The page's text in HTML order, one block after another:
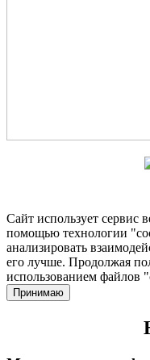
Сайт использует сервис
помощью технологии
анализировать
его лучше. Продолжая
использованием файлов
Принимаю